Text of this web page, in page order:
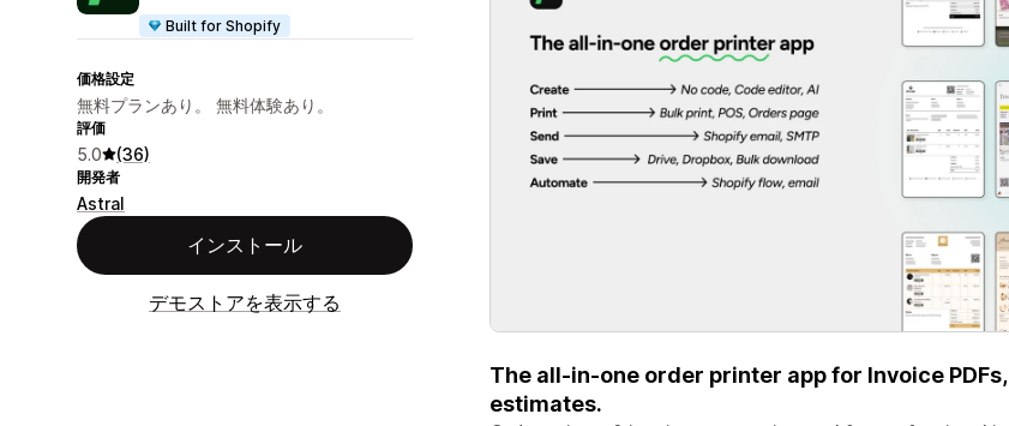
Built for Shopify
価格設定
無料プランあり。 無料体験あり。
評価
5.0 (36)
開発者
Astral
インストール
デモストアを表示する
The all-in-one order printer app for Invoice
estimates.